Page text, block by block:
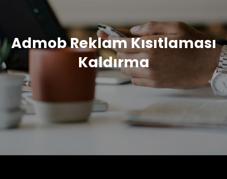
Admob Reklam Kısıtlaması
Kaldırma